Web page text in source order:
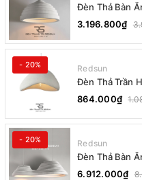
Đèn Thả Bàn
Cách Nhật
3.196.800₫
- 20% Redsun
Đèn Thả Trần
sabi CDT-
864.000₫
- 20% Redsun
Đèn Thả Bàn
Cách Nhật
6.912.000₫